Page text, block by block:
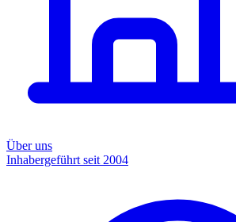
Über uns
Inhabergeführt seit 2004